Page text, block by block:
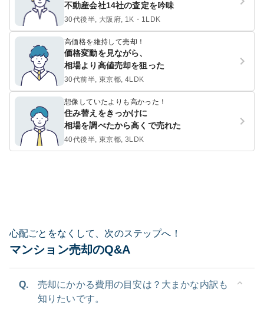
不動産会社14社の査定を吟味
30代後半, 大阪府, 1K・1LDK
高価格を維持して売却！
価格変動を見ながら、
相場より高値売却を狙った
30代前半, 東京都, 4LDK
想像していたよりも高かった！
住み替えをきっかけに
相場を調べたから高くで売れた
40代後半, 東京都, 3LDK
心配ごとをなくして、次のステップへ！
マンション売却のQ&A
Q.
売却にかかる費用の目安は？大まかな内訳も
知りたいです。